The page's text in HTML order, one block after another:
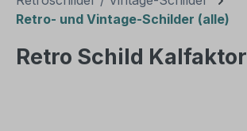
Retro- und Vintage-Schilder (alle)
Retro Schild Kalfaktor